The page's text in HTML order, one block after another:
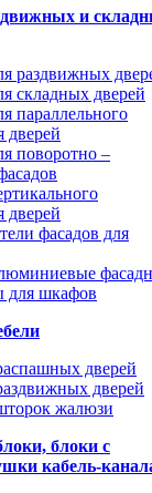
и
раздвижных
складных дверей
параллельного
дверей
поворотно –
дверей
фасадов для
для шкафов
дверей
дверей
жалюзи
блоки с
кабель-